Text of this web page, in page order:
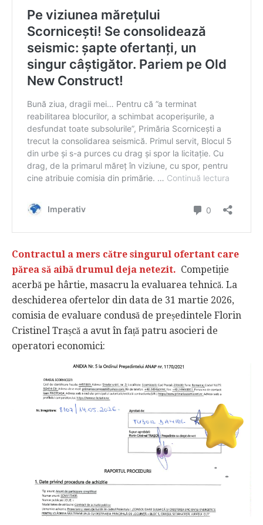
Contractul a mers către singurul ofertant care
părea să aibă drumul deja netezit. Competiție
acerbă pe hârtie, masacru la evaluarea tehnică. La
deschiderea ofertelor din data de 31 martie 2026,
comisia de evaluare condusă de președintele Florin
Cristinel Trașcă a avut în față patru asocieri de
operatori economici: